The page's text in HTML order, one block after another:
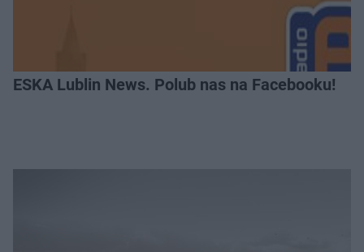
ESKA Lublin News. Polub nas na Facebooku!